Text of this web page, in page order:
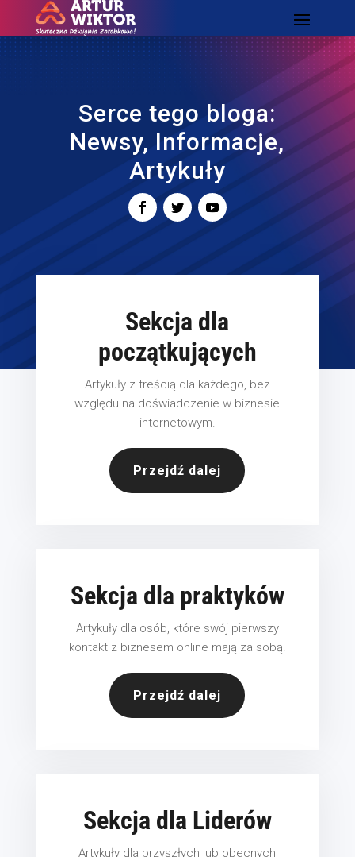
Serce tego bloga:
Newsy, Informacje,
Artykuły
Sekcja dla
początkujących
Artykuły z treścią dla każdego, bez
względu na doświadczenie w biznesie
internetowym.
Przejdź dalej
Sekcja dla praktyków
Artykuły dla osób, które swój pierwszy
kontakt z biznesem online mają za sobą.
Przejdź dalej
Sekcja dla Liderów
Artykuły dla przyszłych lub obecnych